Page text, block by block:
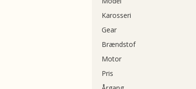
Karosseri
Gear
Brændstof
Motor
Pris